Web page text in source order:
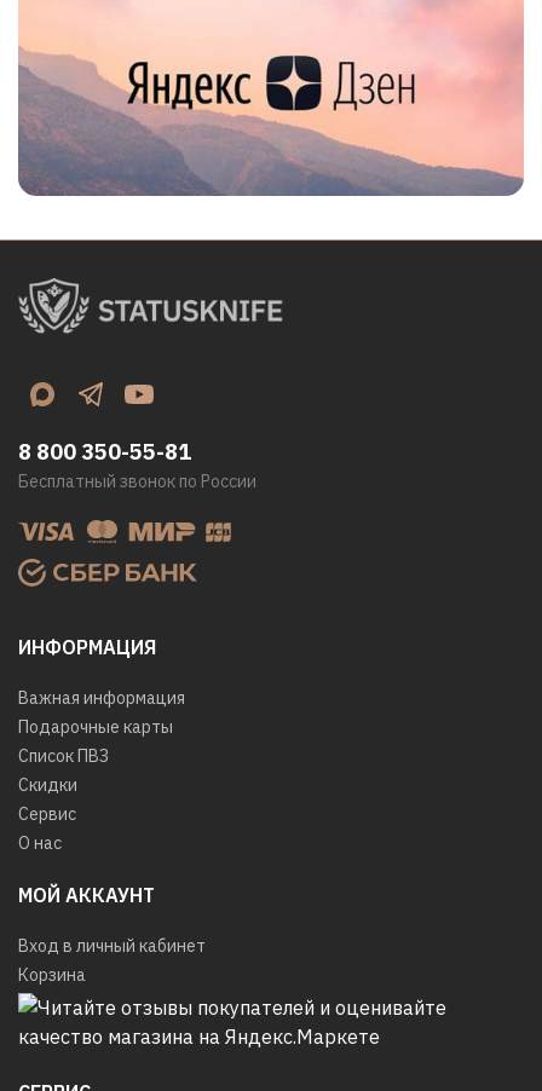
ИНФОРМАЦИЯ
Важная информация
Подарочные карты
Список ПВЗ
Скидки
Сервис
О нас
МОЙ АККАУНТ
Вход в личный кабинет
Корзина
8 800 350-55-81
Бесплатный звонок по России